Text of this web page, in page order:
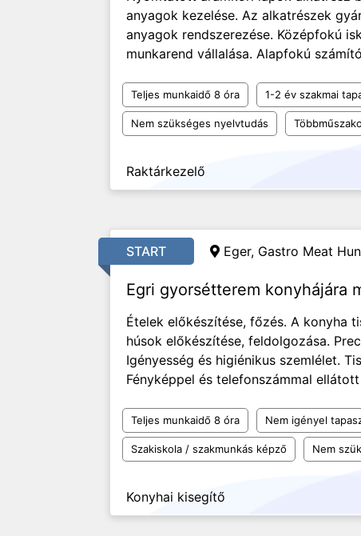
anyagok kezelése. Az alkatrészek
anyagok rendszerezése. Középfokú
munkarend vállalása. Alapfokú
Teljes munkaidő 8 óra 1-2 év szakmai
Nem szükséges nyelvtudás
Raktárkezelő
START Eger, Gastro Meat
Egri gyorsétterem konyhájára
Ételek előkészítése, főzés. A konyha
húsok előkészítése, feldolgozása.
Igényesség és higiénikus szemlélet.
Fényképpel és telefonszámmal
Teljes munkaidő 8 óra Nem igényel
Szakiskola / szakmunkás képző Nem
Konyhai kisegítő